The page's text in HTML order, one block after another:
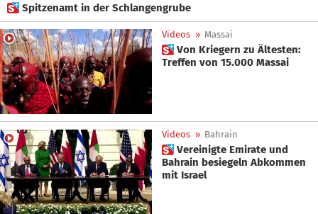
 Spitzenamt in der Schlangengrube
Videos » Massai
 Von Kriegern zu Ältesten:
Treffen von 15.000 Massai
Videos » Bahrain
 Vereinigte Emirate und
Bahrain besiegeln Abkommen
mit Israel